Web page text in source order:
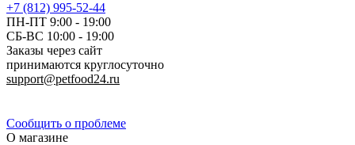
+7 (812) 995-52-44
ПН-ПТ 9:00 - 19:00
СБ-ВС 10:00 - 19:00
Заказы через сайт
принимаются круглосуточно
support@petfood24.ru
Сообщить о проблеме
О магазине